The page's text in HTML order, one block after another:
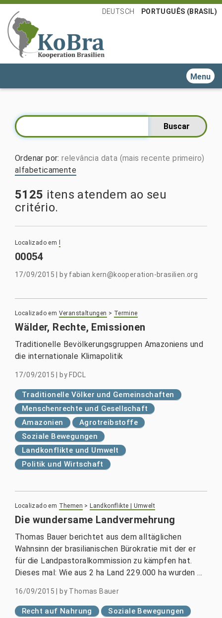
DEUTSCH PORTUGUÊS (BRASIL)
Toggle
Ordenar por:relevância data (mais recente primeiro)
alfabeticamente
5125 itens atendem ao seu
critério.
Localizado em
00054
17/09/2015 by fabian.kern@kooperation-brasilien.org
Localizado em Veranstaltungen > Termine
Wälder, Rechte, Emissionen
Traditionelle Bevölkerungsgruppen Amazoniens und
die internationale Klimapolitik
17/09/2015 by FDCL
Traditionelle Völker und Gemeinschaften
Menschenrechte und Gesellschaft
Amazonien
Agrotreibstoffe
Soziale Bewegungen
Landkonflikte und Umwelt
Politik und Wirtschaft
Localizado em Themen > Landkonflikte | Umwelt
Die wundersame Landvermehrung
Thomas Bauer berichtet aus dem alltäglichen
Wahnsinn der brasilianischen Bürokratie mit der er
für die Landpastoralkommission zu kämpfen hat.
Dieses mal: Wie aus 2 ha Land 229.000 ha wurden ...
16/09/2015 by Thomas Bauer
Recht auf Nahrung
Soziale Bewegungen